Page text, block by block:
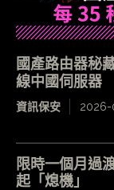
國產路由器秘
線中國伺服器
資訊保安
限時一個月過
起「熄機」